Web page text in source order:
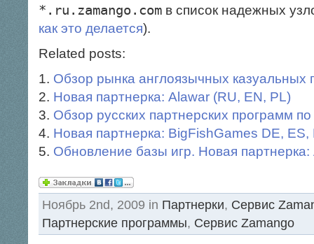
*.ru.zamango.com в список надежных
как это делается).
Related posts:
Обзор рынка англоязычных казуальных
Новая партнерка: Alawar (RU, EN, PL)
Обзор русских партнерских программ
Новая партнерка: BigFishGames DE, ES,
Обновление базы игр. Новая партнерка:
Ноябрь 2nd, 2009 in Партнерки, Сервис
Партнерские программы, Сервис Zamango